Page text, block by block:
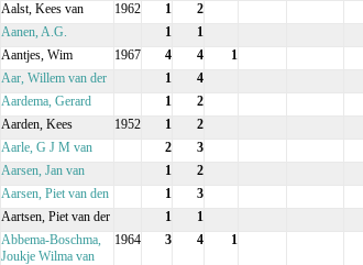
Aalst, Kees van
1962 1 2
Aanen, A.G.
1 1
Aantjes, Wim
1967 4 4 1
Aar, Willem van der
1 4
Aardema, Gerard
1 2
Aarden, Kees
1952 1 2
Aarle, G J M van
2 3
Aarsen, Jan van
1 2
Aarsen, Piet van den
1 3
Aartsen, Piet van der
1 1
Abbema-Boschma,
Joukje Wilma van
1964 3 4 1